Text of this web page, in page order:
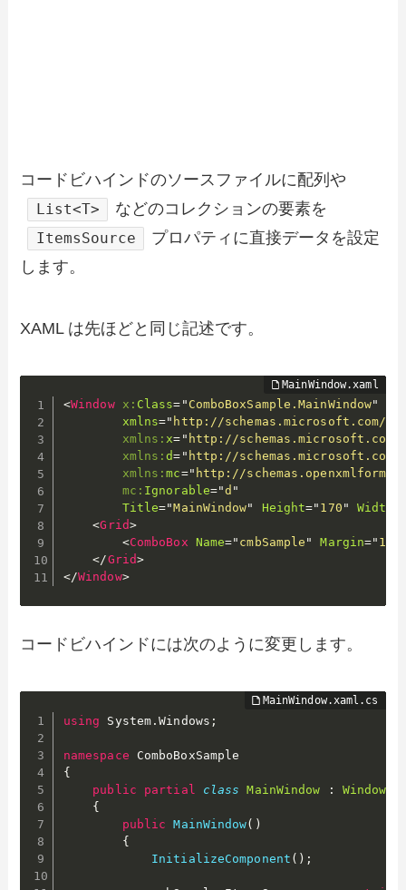
コードビハインドのソースファイルに配列や
List<T> などのコレクションの要素を
ItemsSource
プロパティに直接データを設定
します。
XAML は先ほどと同じ記述です。
<Window x: Class= " ComboBoxSample.MainWindow"
xmlns=" http://schemas.microsoft.com/
xmlns:x= " http://schemas.microsoft.com/
xmlns:d= " http://schemas.microsoft.com/
xmlns:mc=" http://
mc: Ignorable="d "
Title="MainWindow" Height=" 170 " Width
<Grid>
<ComboBox Name=" cmbSample " Margin="
</Grid>
</Window>
コードビハインドには次のように変更します。
using System .Windows ;
namespace
{
public
partial class MainWindow :
Window
{
public
MainWindow( )
{
InitializeComponent ( ) ;